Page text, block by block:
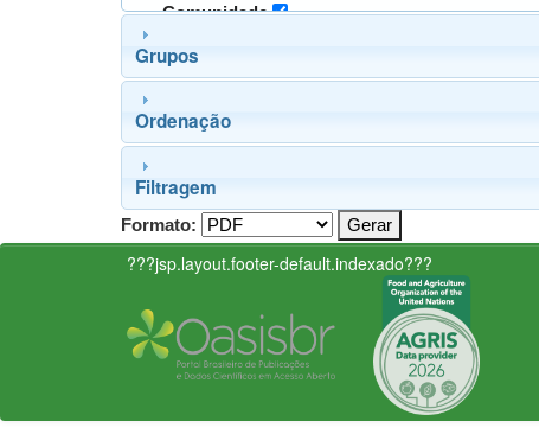
Comunidade
Grupos
Ordenação
Filtragem
Formato:
???jsp.layout.footer-default.indexado???